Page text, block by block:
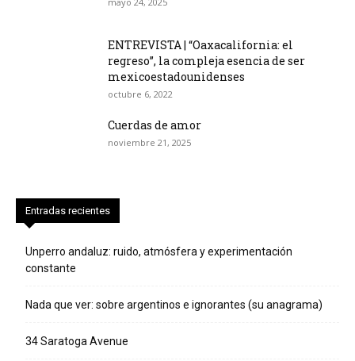
ENTREVISTA | “Oaxacalifornia: el
regreso”, la compleja esencia de ser
mexicoestadounidenses
octubre 6, 2022
Cuerdas de amor
noviembre 21, 2025
Entradas recientes
Unperro andaluz: ruido, atmósfera y experimentación
constante
Nada que ver: sobre argentinos e ignorantes (su anagrama)
34 Saratoga Avenue